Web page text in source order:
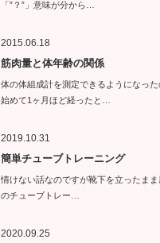
「”？”」意味が分から…
2015.06.18
筋肉量と体年齢の関係
体の体組成計を測定できるようになっ
始めて1ヶ月ほど経ったと…
2019.10.31
簡単チューブトレーニング
情けない話なのですが靴下を立ったまま
のチューブトレー…
2020.09.25